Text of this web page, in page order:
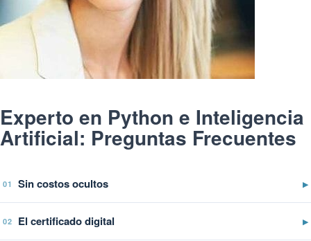
Experto en Python e Inteligencia
Artificial: Preguntas Frecuentes
01 Sin costos ocultos ▶
02 El certificado digital ▶